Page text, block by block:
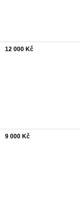
12 000 Kč
9 000 Kč